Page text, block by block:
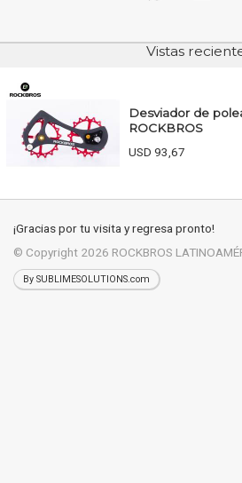
Vistas
Desviador de
ROCKBROS
USD 93,67
¡Gracias por tu visita y regresa pronto!
© Copyright 2026 ROCKBROS
By SUBLIMESOLUTIONS.com